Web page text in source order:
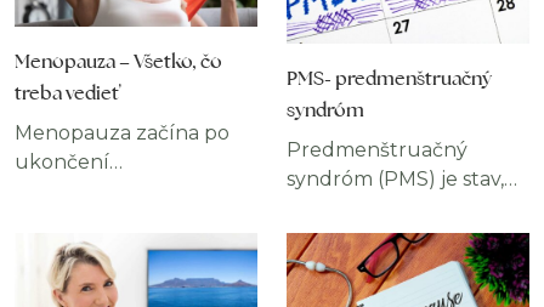
Menopauza – Všetko, čo
treba vedieť
Menopauza začína po
ukončení
zdravotný problém a
niektorí ju vnímajú ako
PMS- predmenštruačný
syndróm
Predmenštruačný
syndróm (PMS) je stav,
emócie, fyzické zdravie a
správanie ženy počas
určitých dní